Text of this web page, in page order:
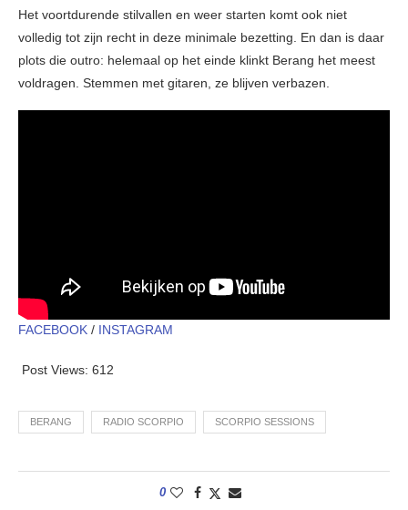
Het voortdurende stilvallen en weer starten komt ook niet
volledig tot zijn recht in deze minimale bezetting. En dan is daar
plots die outro: helemaal op het einde klinkt Berang het meest
voldragen. Stemmen met gitaren, ze blijven verbazen.
FACEBOOK / INSTAGRAM
Post Views: 612
BERANG RADIO SCORPIO SCORPIO SESSIONS
0